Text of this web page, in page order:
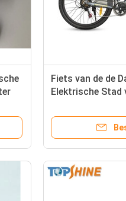
Fiets van de de
Elektrische Stad
stereospreker
Lithiumbatterij